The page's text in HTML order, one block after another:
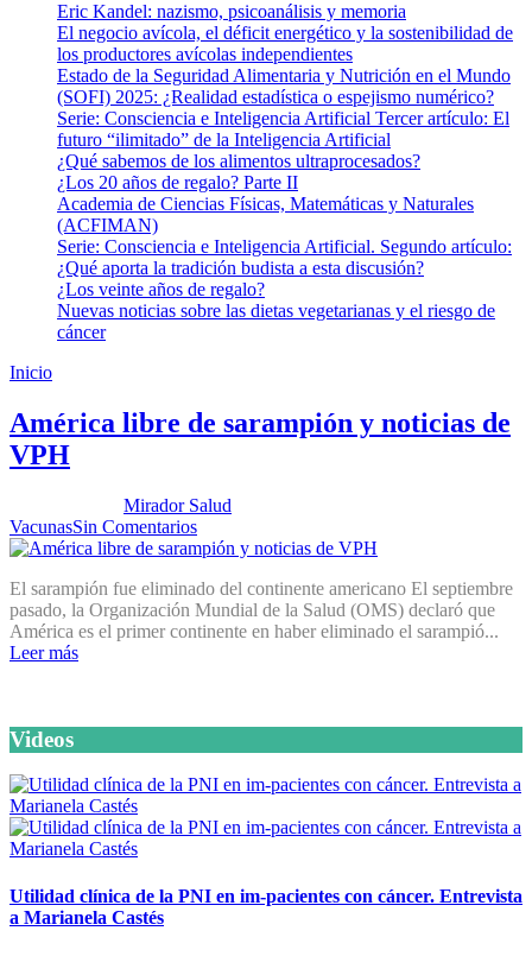
Eric Kandel: nazismo, psicoanálisis y memoria
El negocio avícola, el déficit energético y la sostenibilidad de
los productores avícolas independientes
Estado de la Seguridad Alimentaria y Nutrición en el Mundo
(SOFI) 2025: ¿Realidad estadística o espejismo numérico?
Serie: Consciencia e Inteligencia Artificial Tercer artículo: El
futuro “ilimitado” de la Inteligencia Artificial
¿Qué sabemos de los alimentos ultraprocesados?
¿Los 20 años de regalo? Parte II
Academia de Ciencias Físicas, Matemáticas y Naturales
(ACFIMAN)
Serie: Consciencia e Inteligencia Artificial. Segundo artículo:
¿Qué aporta la tradición budista a esta discusión?
¿Los veinte años de regalo?
Nuevas noticias sobre las dietas vegetarianas y el riesgo de
cáncer
Inicio
América libre de sarampión y noticias de
VPH
Mirador Salud
VacunasSin Comentarios
El sarampión fue eliminado del continente americano El septiembre
pasado, la Organización Mundial de la Salud (OMS) declaró que
América es el primer continente en haber eliminado el sarampió...
Leer más
Videos
Utilidad clínica de la PNI en im-pacientes con cáncer. Entrevista
a Marianela Castés